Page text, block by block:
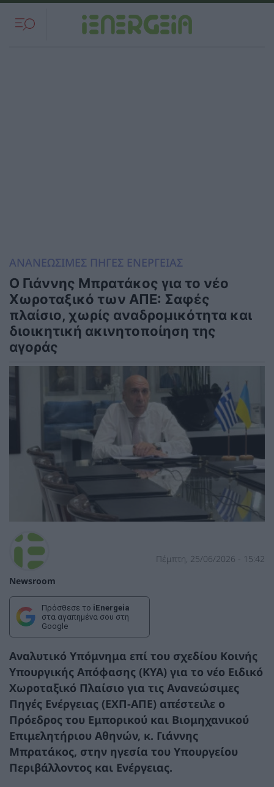
ΑΝΑΝΕΩΣΙΜΕΣ ΠΗΓΕΣ ΕΝΕΡΓΕΙΑΣ
Ο Γιάννης Μπρατάκος για το νέο
Χωροταξικό των ΑΠΕ: Σαφές
πλαίσιο, χωρίς αναδρομικότητα και
διοικητική ακινητοποίηση της
αγοράς
Newsroom
Πέμπτη, 25/06/2026 - 15:42
Πρόσθεσε το iEnergeia
στα αγαπημένα σου στη
Google
Αναλυτικό Υπόμνημα επί του σχεδίου Κοινής
Υπουργικής Απόφασης (ΚΥΑ) για το νέο Ειδικό
Χωροταξικό Πλαίσιο για τις Ανανεώσιμες
Πηγές Ενέργειας (ΕΧΠ-ΑΠΕ) απέστειλε ο
Πρόεδρος του Εμπορικού και Βιομηχανικού
Επιμελητήριου Αθηνών, κ. Γιάννης
Μπρατάκος, στην ηγεσία του Υπουργείου
Περιβάλλοντος και Ενέργειας.